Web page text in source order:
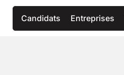
Candidats Entreprises